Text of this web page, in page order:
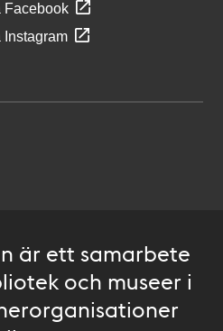
Facebook
Instagram
är ett samarbete
och museer i